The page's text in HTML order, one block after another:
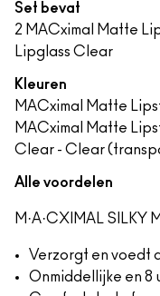
Set bevat
2 MACximal Matte
Lipglass Clear
Kleuren
MACximal Matte
MACximal Matte
Clear - Clear
Alle voordelen
M·A·CXIMAL SILKY
Verzorgt en voedt
Onmiddellijke en 8